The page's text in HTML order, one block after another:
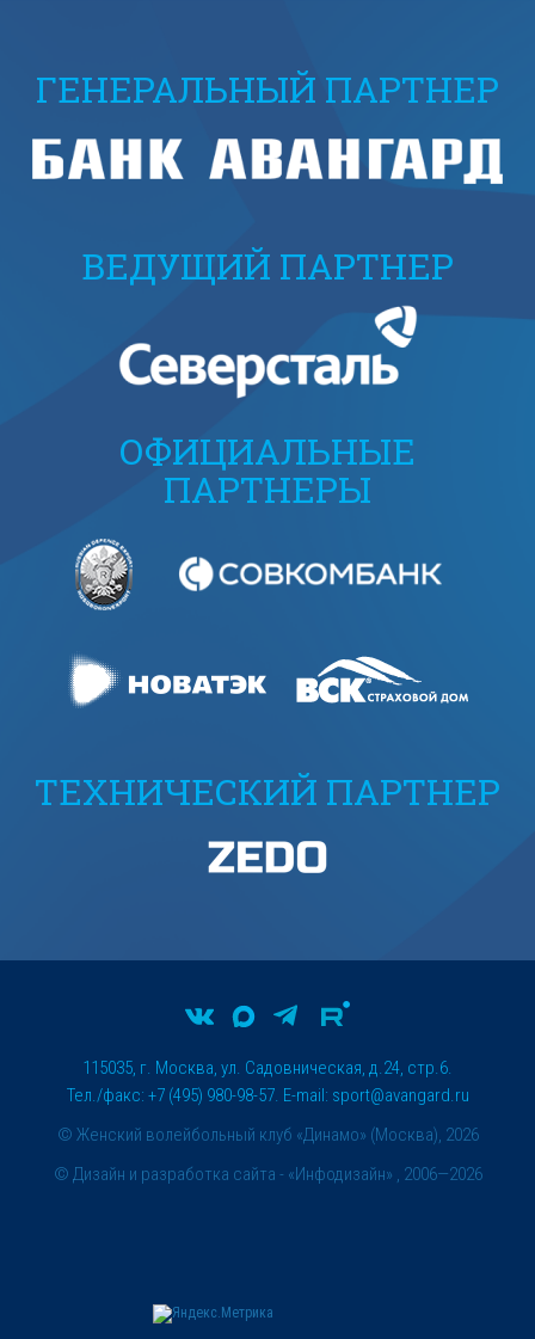
ГЕНЕРАЛЬНЫЙ ПАРТНЕР
ВЕДУЩИЙ ПАРТНЕР
ОФИЦИАЛЬНЫЕ
ПАРТНЕРЫ
ТЕХНИЧЕСКИЙ ПАРТНЕР
© Женский волейбольный клуб «Динамо» (Москва), 2026
115035, г. Москва, ул. Садовническая, д.24, стр.6.
Тел./факс: +7 (495) 980-98-57. E-mail: sport@avangard.ru
© Дизайн и разработка сайта - «Инфодизайн» , 2006—2026